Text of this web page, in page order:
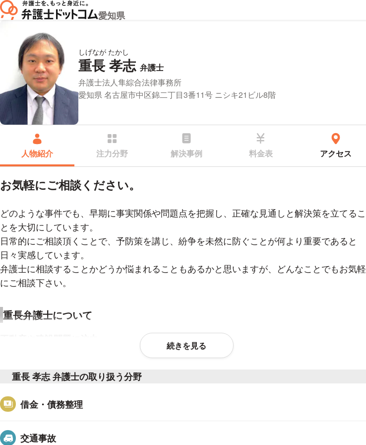
愛知県
しげなが たかし
重長 孝志 弁護士
所属事務所：
弁護士法人隼綜合法律事務所
所在地：
愛知県 名古屋市中区錦二丁目3番11号 ニシキ21ビル8階
人物紹介 注力分野 解決事例 料金表 アクセス
お気軽にご相談ください。
どのような事件でも、早期に事実関係や問題点を把握し、正確な見通しと解決策を立てるこ
とを大切にしています。
日常的にご相談頂くことで、予防策を講じ、紛争を未然に防ぐことが何より重要であると
日々実感しています。
弁護士に相談することかどうか悩まれることもあるかと思いますが、どんなことでもお気軽
にご相談下さい。
重長弁護士について
建設業団体の顧問弁護士も務めています。
建築に関わる不動産の問題や、不動産の開発や取引に関わる建設の問題にもトータルに対応
労働問題に注力
４０社以上から顧問契約をいただいており、日常的な労働問題から訴訟・審判案件まで対応
続きを見る
重長 孝志 弁護士の取り扱う分野
借金・債務整理
交通事故